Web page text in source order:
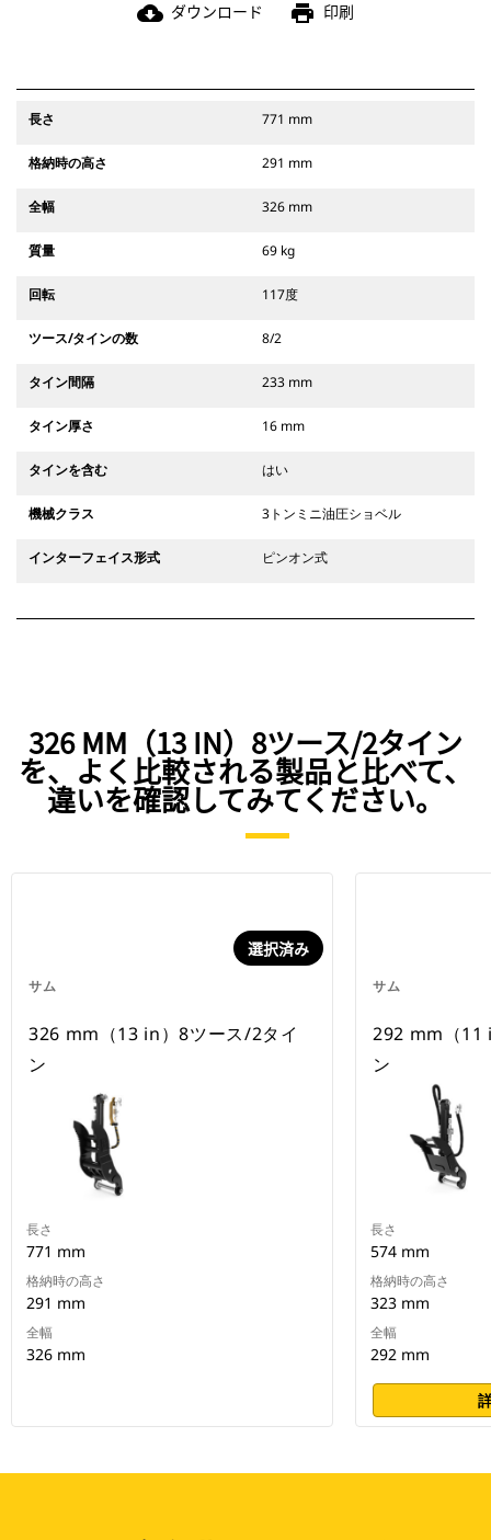
cloud_download ダウンロード print 印刷
長さ 771 mm
格納時の高さ 291 mm
全幅 326 mm
質量 69 kg
回転 117度
ツース/タインの数 8/2
タイン間隔 233 mm
タイン厚さ 16 mm
タインを含む はい
機械クラス 3トンミニ油圧ショベル
インターフェイス形式 ピンオン式
326 MM（13 IN）8ツース/2タイン
を、よく比較される製品と比べて、
違いを確認してみてください。
サム
選択済み
326 mm（13 in）8ツース/2タイ
ン
長さ
771 mm
格納時の高さ
291 mm
全幅
326 mm
サム
292 mm（11
ン
長さ
574 mm
格納時の高さ
323 mm
全幅
292 mm